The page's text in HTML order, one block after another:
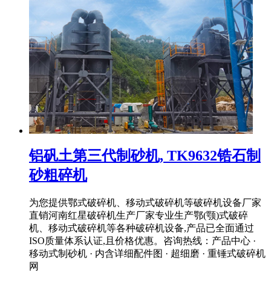
铝矾土第三代制砂机, TK9632锆石制
砂粗碎机
为您提供鄂式破碎机、移动式破碎机等破碎机设备厂家
直销河南红星破碎机生产厂家专业生产鄂(颚)式破碎
机、移动式破碎机等各种破碎机设备,产品已全面通过
ISO质量体系认证,且价格优惠。咨询热线：产品中心 ·
移动式制砂机 · 内含详细配件图 · 超细磨 · 重锤式破碎机
网